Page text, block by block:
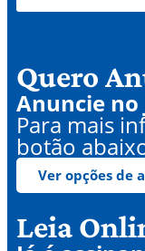
Quero
Anuncie no
Para mais
botão
Ver opções de
Leia